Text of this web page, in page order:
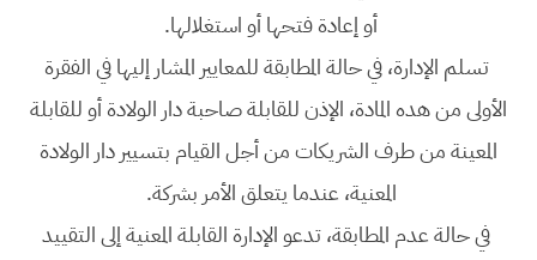
أو إعادة فتحها أو استغلالها.
تسلم الإدارة، في حالة المطابقة للمعايير المشار إليها في الفقرة
الأولى من هده المادة، الإذن للقابلة صاحبة دار الولادة أو للقابلة
المعينة من طرف الشريكات من أجل القيام بتسيير دار الولادة
المعنية، عندما يتعلق الأمر بشركة.
في حالة عدم المطابقة، تدعو الإدارة القابلة المعنية إلى التقييد